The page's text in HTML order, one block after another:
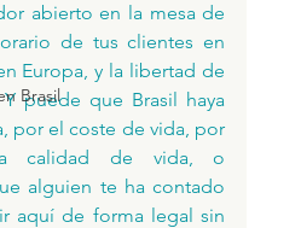
Brasil
abierto en la mesa de
de tus clientes en
Europa, y la libertad de
puede que Brasil haya
por el coste de vida, por
calidad de vida, o
alguien te ha contado
aquí de forma legal sin